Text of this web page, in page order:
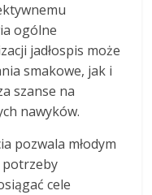
ogólne
jadłospis może
smakowe, jak i
szanse na
nawyków.
pozwala młodym
potrzeby
cele